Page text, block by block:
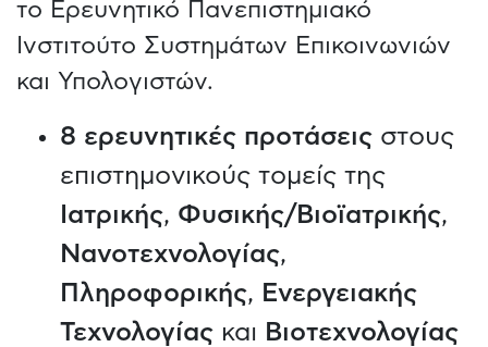
το Ερευνητικό Πανεπιστημιακό
Ινστιτούτο Συστημάτων Επικοινωνιών
και Υπολογιστών.
8 ερευνητικές προτάσεις στους
επιστημονικούς τομείς της
Ιατρικής, Φυσικής/Βιοϊατρικής,
Νανοτεχνολογίας,
Πληροφορικής, Ενεργειακής
Τεχνολογίας και Βιοτεχνολογίας